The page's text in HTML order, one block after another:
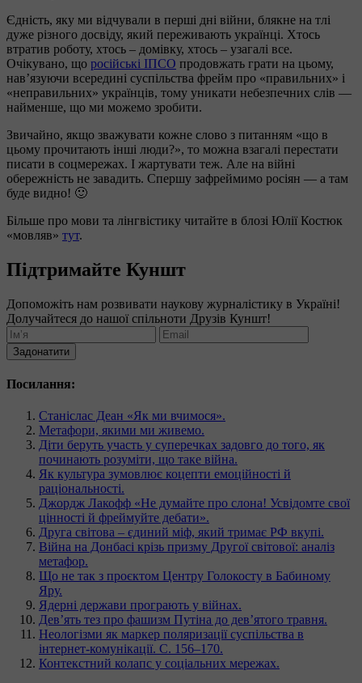
Єдність, яку ми відчували в перші дні війни, блякне на тлі
дуже різного досвіду, який переживають українці. Хтось
втратив роботу, хтось – домівку, хтось – узагалі все.
Очікувано, що російські ІПСО продовжать грати на цьому,
нав’язуючи всередині суспільства фрейм про «правильних» і
«неправильних» українців, тому уникати небезпечних слів —
найменше, що ми можемо зробити.
Звичайно, якщо зважувати кожне слово з питанням «що в
цьому прочитають інші люди?», то можна взагалі перестати
писати в соцмережах. І жартувати теж. Але на війні
обережність не завадить. Спершу зафреймимо росіян — а там
буде видно! 🙂
Більше про мови та лінгвістику читайте в блозі Юлії Костюк
«мовляв» тут.
Підтримайте Куншт
Допоможіть нам розвивати наукову журналістику в Україні!
Долучайтеся до нашої спільноти Друзів Куншт!
Задонатити
Посилання:
Станіслас Деан «Як ми вчимося».
Метафори, якими ми живемо.
Діти беруть участь у суперечках задовго до того, як
починають розуміти, що таке війна.
Як культура зумовлює коцепти емоційності й
раціональності.
Джордж Лакофф «Не думайте про слона! Усвідомте свої
цінності й фреймуйте дебати».
Друга світова – єдиний міф, який тримає РФ вкупі.
Війна на Донбасі крізь призму Другої світової: аналіз
метафор.
Що не так з проєктом Центру Голокосту в Бабиному
Яру.
Ядерні держави програють у війнах.
Дев’ять тез про фашизм Путіна до дев’ятого травня.
Неологізми як маркер поляризації суспільства в
інтернет-комунікації. С. 156–170.
Контекстний колапс у соціальних мережах.